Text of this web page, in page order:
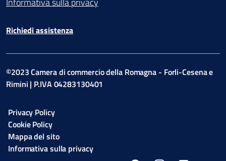
Richiedi assistenza
©2023 Camera di commercio della Romagna - Forli-Cesena e
Rimini | P.IVA 04283130401
Privacy Policy
Cookie Policy
Mappa del sito
Informativa sulla privacy